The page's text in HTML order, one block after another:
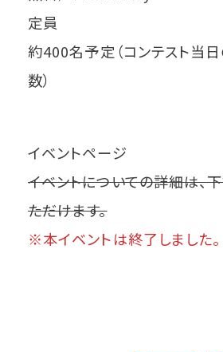
定員
約400名予定（コンテスト当
数）
イベントページ
イベントについての詳細は、
ただけます。
※本イベントは終了しました。